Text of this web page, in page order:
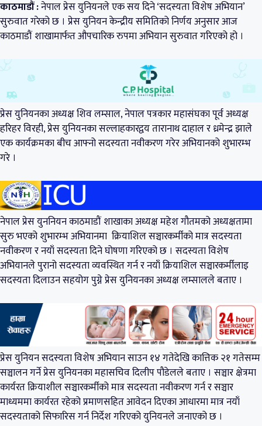
काठमाडौं :नेपाल प्रेस युनियनले एक सय दिने ‘सदस्यता विशेष अभियान’
सुरुवात गरेको छ । प्रेस युनियन केन्द्रीय समितिको निर्णय अनुसार आज
काठमाडौं शाखामार्फत औपचारिक रुपमा अभियान सुरुवात गरिएको हो ।
प्रेस युनियनका अध्यक्ष शिव लम्साल, नेपाल पत्रकार महासंघका पूर्व अध्यक्ष
हरिहर विरही, प्रेस युनियनका सल्लाहकारद्वय तारानाथ दाहाल र ध्रमेन्द्र झाले
एक कार्यक्रमका बीच आफ्नो सदस्यता नवीकरण गरेर अभियानको शुभारम्भ
गरे ।
नेपाल प्रेस युननियन काठमाडौं शाखाका अध्यक्ष महेश गौतमको अध्यक्षतामा
सुरु भएको शुभारम्भ अभियानमा क्रियाशिल सञ्चारकर्मीको मात्र सदस्यता
नवीकरण र नयाँ सदस्यता दिने घोषणा गरिएको छ । सदस्यता विशेष
अभियानले पुरानो सदस्यता व्यवस्थित गर्न र नयाँ क्रियाशिल सञ्चारकर्मीलाइ
सदस्यता दिलाउन सहयोग पुग्ने प्रेस युनियनका अध्यक्ष लम्सालले बताए ।
प्रेस युनियन सदस्यता विशेष अभियान साउन १४ गतेदेखि कात्तिक २१ गतेसम्म
सञ्चालन गर्ने प्रेस युनियनका महासचिव दिलीप पौडेलले बताए । सञ्चार क्षेत्रमा
कार्यरत क्रियाशील सञ्चारकर्मीको मात्र सदस्यता नवीकरण गर्न र सञ्चार
माध्यममा कार्यरत रहेको प्रमाणसहित आवेदन दिएका आधारमा मात्र नयाँ
सदस्यताको सिफारिस गर्न निर्देश गरिएको युनियनले जनाएको छ ।